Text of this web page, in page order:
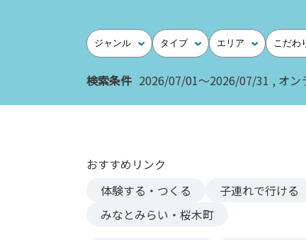
へ
ジャンル タイプ エリア こだわ
検索条件 2026/07/01～2026/07/31 オン
おすすめリンク
体験する・つくる
子連れで行ける
みなとみらい・桜木町